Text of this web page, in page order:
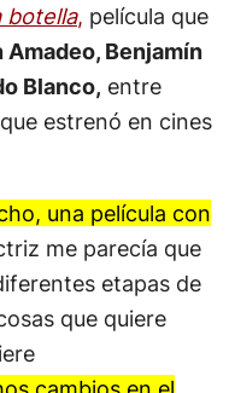
botella, película que
Amadeo, Benjamín
Blanco, entre
estrenó en cines
una película con
me parecía que
etapas de
que quiere